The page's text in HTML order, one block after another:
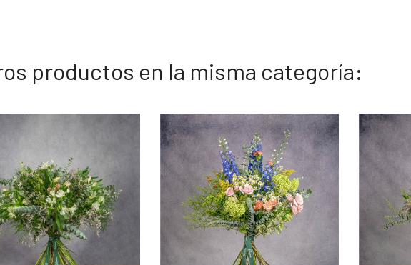
productos en la misma categoría: